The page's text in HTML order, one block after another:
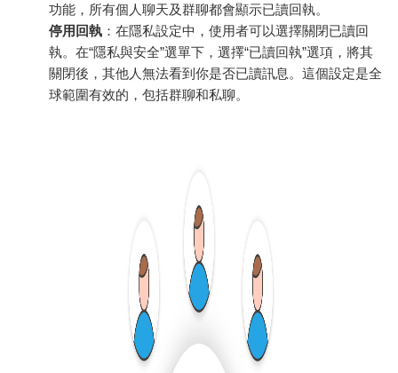
功能，所有個人聊天及群聊都會顯示已讀回執。
停用回執 ：在隱私設定中，使用者可以選擇關閉已讀回
執。在“隱私與安全”選單下，選擇“已讀回執”選項，將其
關閉後，其他人無法看到你是否已讀訊息。這個設定是全
球範圍有效的，包括群聊和私聊。